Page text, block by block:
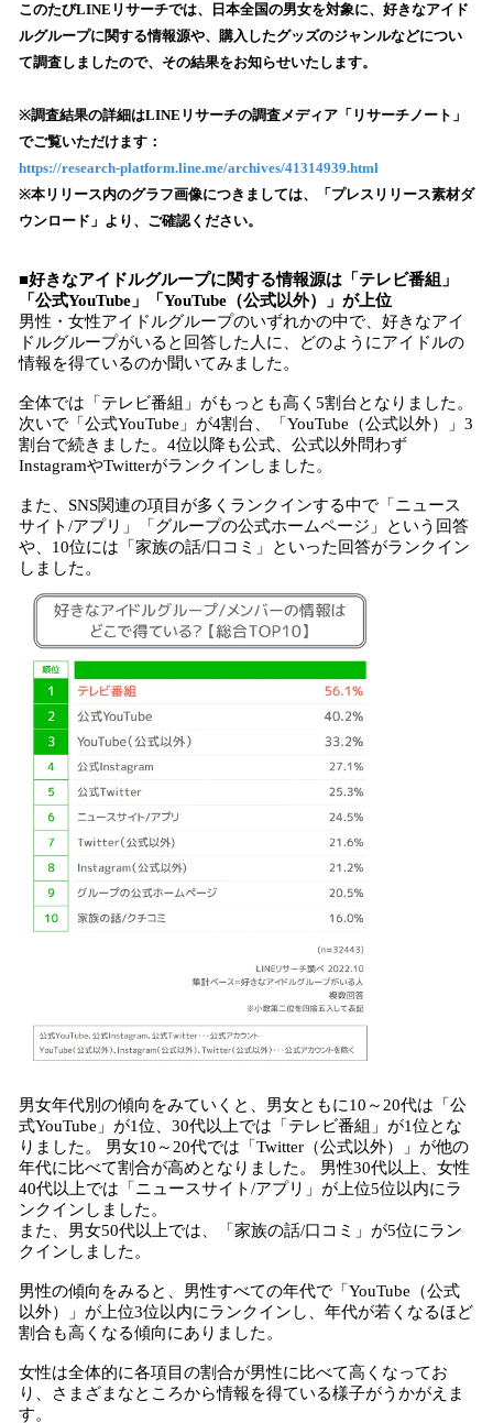
込
み
中
す
このたびLINEリサーチでは、日本全国の男女を対象に、好きなアイド
ルグループに関する情報源や、購入したグッズのジャンルなどについ
て調査しましたので、その結果をお知らせいたします。
※調査結果の詳細はLINEリサーチの調査メディア「リサーチノート」
でご覧いただけます：
https://research-platform.line.me/archives/41314939.html
※本リリース内のグラフ画像につきましては、「プレスリリース素材ダ
ウンロード」より、ご確認ください。
■好きなアイドルグループに関する情報源は「テレビ番組」
「公式YouTube」「YouTube（公式以外）」が上位
男性・女性アイドルグループのいずれかの中で、好きなアイ
ドルグループがいると回答した人に、どのようにアイドルの
情報を得ているのか聞いてみました。
全体では「テレビ番組」がもっとも高く5割台となりました。
次いで「公式YouTube」が4割台、「YouTube（公式以外）」3
割台で続きました。4位以降も公式、公式以外問わず
InstagramやTwitterがランクインしました。
また、SNS関連の項目が多くランクインする中で「ニュース
サイト/アプリ」「グループの公式ホームページ」という回答
や、10位には「家族の話/口コミ」といった回答がランクイン
しました。
男女年代別の傾向をみていくと、男女ともに10～20代は「公
式YouTube」が1位、30代以上では「テレビ番組」が1位とな
りました。 男女10～20代では「Twitter（公式以外）」が他の
年代に比べて割合が高めとなりました。 男性30代以上、女性
40代以上では「ニュースサイト/アプリ」が上位5位以内にラ
ンクインしました。
また、男女50代以上では、「家族の話/口コミ」が5位にラン
クインしました。
男性の傾向をみると、男性すべての年代で「YouTube（公式
以外）」が上位3位以内にランクインし、年代が若くなるほど
割合も高くなる傾向にありました。
女性は全体的に各項目の割合が男性に比べて高くなってお
り、さまざまなところから情報を得ている様子がうかがえま
す。